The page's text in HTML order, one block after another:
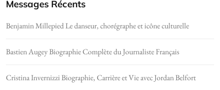
Messages Récents
Benjamin Millepied Le danseur, chorégraphe et icône culturelle
Bastien Augey Biographie Complète du Journaliste Français
Cristina Invernizzi Biographie, Carrière et Vie avec Jordan Belfort